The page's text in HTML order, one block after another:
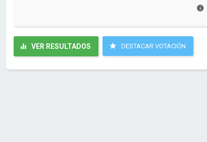
VER RESULTADOS DESTACAR VOTACIÓN